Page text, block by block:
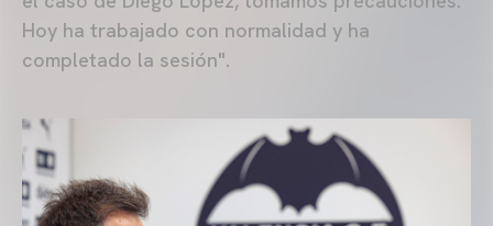
Hoy ha trabajado con normalidad y ha
completado la sesión".